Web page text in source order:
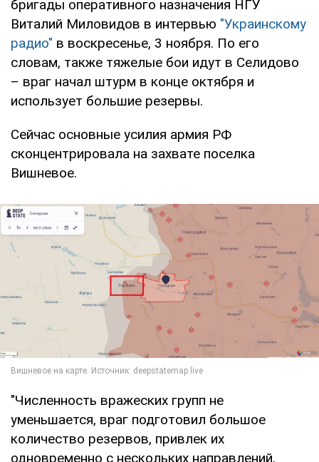
бригады оперативного назначения НГУ
Виталий Миловидов в интервью "Украинскому
радио" в воскресенье, 3 ноября. По его
словам, также тяжелые бои идут в Селидово
– враг начал штурм в конце октября и
использует большие резервы.
Сейчас основные усилия армия РФ
сконцентрировала на захвате поселка
Вишневое.
"Численность вражеских групп не
уменьшается, враг подготовил большое
количество резервов, привлек их
одновременно с нескольких направлений,